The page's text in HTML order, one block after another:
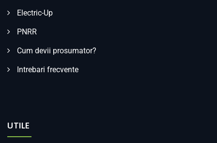
Electric-Up
PNRR
Cum devii prosumator?
Intrebari frecvente
UTILE